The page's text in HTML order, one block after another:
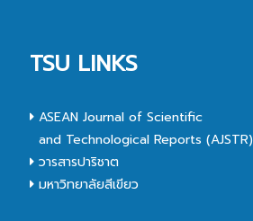
TSU LINKS
ASEAN Journal of Scientific
and Technological Reports (AJSTR)
วารสารปาริชาต
มหาวิทยาลัยสีเขียว